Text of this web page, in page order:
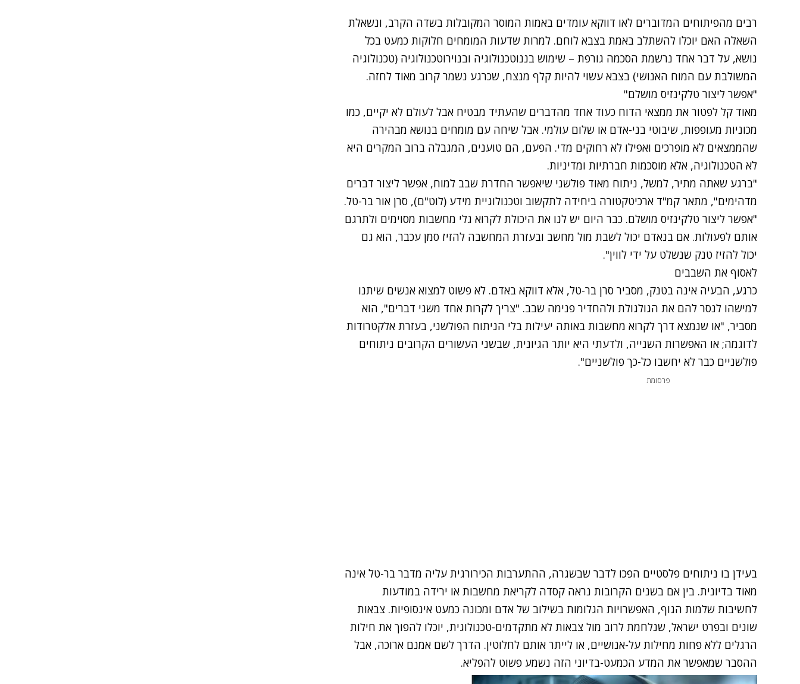
רבים מהפיתוחים המדוברים לאו דווקא עומדים באמות המוסר המקובלות בשדה הקרב, ונשאלת
השאלה האם יוכלו להשתלב באמת בצבא לוחם. למרות שדעות המומחים חלוקות כמעט בכל
נושא, על דבר אחד נרשמת הסכמה גורפת – שימוש בננוטכנולוגיה ובנוירוטכנולוגיה (טכנולוגיה
המשולבת עם המוח האנושי) בצבא עשוי להיות קלף מנצח, שכרגע נשמר קרוב מאוד לחזה.
"אפשר ליצור טלקינזיס מושלם"
מאוד קל לפטור את ממצאי הדוח כעוד אחד מהדברים שהעתיד מבטיח אבל לעולם לא יקיים, כמו
מכוניות מעופפות, שיבוטי בני-אדם או שלום עולמי. אבל שיחה עם מומחים בנושא מבהירה
שהממצאים לא מופרכים ואפילו לא רחוקים מדי. הפעם, הם טוענים, המגבלה ברוב המקרים היא
לא הטכנולוגיה, אלא מוסכמות חברתיות ומדיניות.
"ברגע שאתה מתיר, למשל, ניתוח מאוד פולשני שיאפשר החדרת שבב למוח, אפשר ליצור דברים
מדהימים", מתאר קמ"ד ארכיטקטורה ביחידה לתקשוב וטכנולוגיית מידע (לוט"ם), סרן אור בר-טל.
"אפשר ליצור טלקינזיס מושלם. כבר היום יש לנו את היכולת לקרוא גלי מחשבות מסוימים ולתרגם
אותם לפעולות. אם בנאדם יכול לשבת מול מחשב ובעזרת המחשבה להזיז סמן עכבר, הוא גם
יכול להזיז טנק שנשלט על ידי לווין".
לאסוף את השבבים
כרגע, הבעיה אינה בטנק, מסביר סרן בר-טל, אלא דווקא באדם. לא פשוט למצוא אנשים שיתנו
למישהו לנסר להם את הגולגולת ולהחדיר פנימה שבב. "צריך לקרות אחד משני דברים", הוא
מסביר, "או שנמצא דרך לקרוא מחשבות באותה יעילות בלי הניתוח הפולשני, בעזרת אלקטרודות
לדוגמה; או האפשרות השנייה, ולדעתי היא יותר הגיונית, שבשני העשורים הקרובים ניתוחים
פולשניים כבר לא יחשבו כל-כך פולשניים".
פרסומת
בעידן בו ניתוחים פלסטיים הפכו לדבר שבשגרה, ההתערבות הכירורגית עליה מדבר בר-טל אינה
מאוד בדיונית. בין אם בשנים הקרובות נראה קסדה לקריאת מחשבות או ירידה במודעות
לחשיבות שלמות הגוף, האפשרויות הגלומות בשילוב של אדם ומכונה כמעט אינסופיות. צבאות
שונים ובפרט ישראל, שנלחמת לרוב מול צבאות לא מתקדמים-טכנולוגית, יוכלו להפוך את חילות
הרגלים ללא פחות מחילות על-אנושיים, או לייתר אותם לחלוטין. הדרך לשם אמנם ארוכה, אבל
ההסבר שמאפשר את המדע הכמעט-בדיוני הזה נשמע פשוט להפליא.